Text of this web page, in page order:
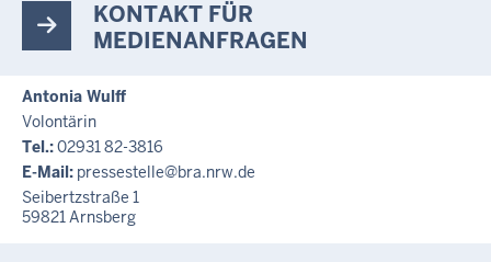
KONTAKT FÜR
MEDIENANFRAGEN
Antonia Wulff
Volontärin
Tel.:02931 82-3816
E-Mail: pressestelle@bra.nrw.de
Seibertzstraße 1
59821 Arnsberg